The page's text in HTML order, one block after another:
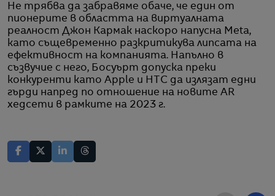
Не трябва да забравяме обаче, че един от
пионерите в областта на виртуалната
реалност Джон Кармак наскоро напусна Meta,
като същевременно разкритикува липсата на
ефективност на компанията. Напълно в
съзвучие с него, Босуърт допуска преки
конкуренти като Apple и HTC да излязат едни
гърди напред по отношение на новите AR
хедсети в рамките на 2023 г.